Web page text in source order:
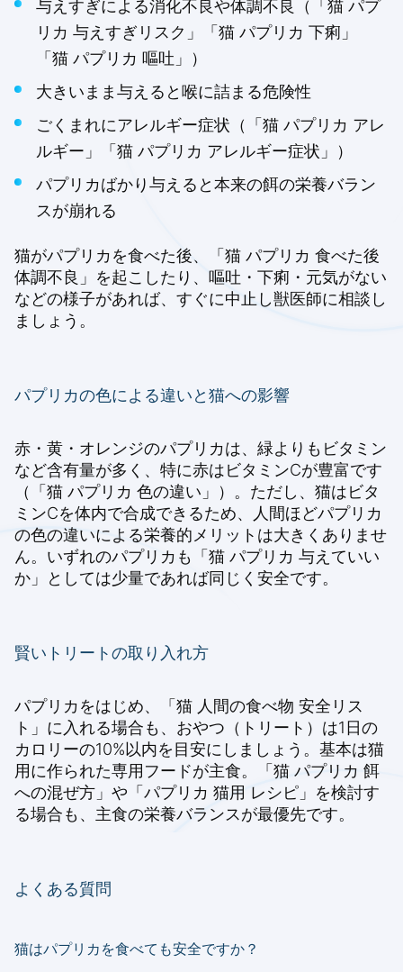
与えすぎによる消化不良や体調不良（「猫 パプ
リカ 与えすぎリスク」「猫 パプリカ 下痢」
「猫 パプリカ 嘔吐」）
大きいまま与えると喉に詰まる危険性
ごくまれにアレルギー症状（「猫 パプリカ アレ
ルギー」「猫 パプリカ アレルギー症状」）
パプリカばかり与えると本来の餌の栄養バラン
スが崩れる
猫がパプリカを食べた後、「猫 パプリカ 食べた後
体調不良」を起こしたり、嘔吐・下痢・元気がない
などの様子があれば、すぐに中止し獣医師に相談し
ましょう。
パプリカの色による違いと猫への影響
赤・黄・オレンジのパプリカは、緑よりもビタミン
など含有量が多く、特に赤はビタミンCが豊富です
（「猫 パプリカ 色の違い」）。ただし、猫はビタ
ミンCを体内で合成できるため、人間ほどパプリカ
の色の違いによる栄養的メリットは大きくありませ
ん。いずれのパプリカも「猫 パプリカ 与えていい
か」としては少量であれば同じく安全です。
賢いトリートの取り入れ方
パプリカをはじめ、「猫 人間の食べ物 安全リス
ト」に入れる場合も、おやつ（トリート）は1日の
カロリーの10%以内を目安にしましょう。基本は猫
用に作られた専用フードが主食。「猫 パプリカ 餌
への混ぜ方」や「パプリカ 猫用 レシピ」を検討す
る場合も、主食の栄養バランスが最優先です。
よくある質問
猫はパプリカを食べても安全ですか？